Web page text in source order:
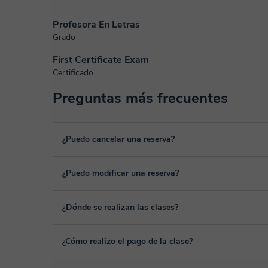
Profesora En Letras
Grado
First Certificate Exam
Certificado
Preguntas más frecuentes
¿Puedo cancelar una reserva?
Sí, puedes cancelar una reserva hasta un máximo de 8
¿Puedo modificar una reserva?
Sí, siempre puede surgir algún imprevisto, por lo que
¿Dónde se realizan las clases?
Las clases se realizan en el aula virtual de Classgap,
¿Cómo realizo el pago de la clase?